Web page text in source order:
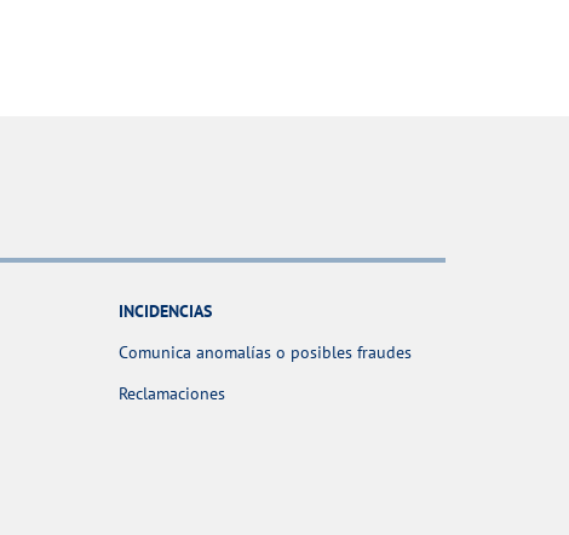
INCIDENCIAS
Comunica anomalías o posibles fraudes
Reclamaciones